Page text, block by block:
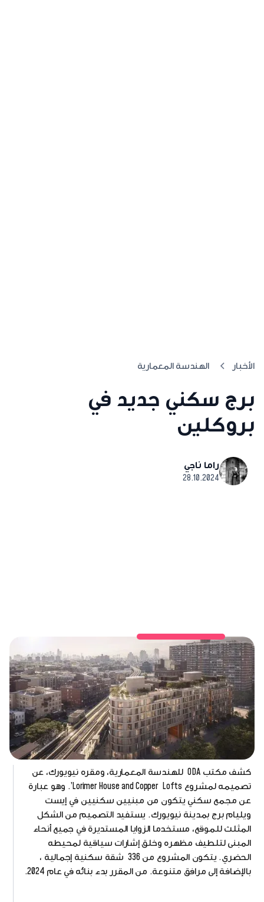
الأخبار الهندسة المعمارية
برج سكني جديد في
بروكلين
راما ناجي
28.10.2024
كشف مكتب ODA للهندسة المعمارية، ومقره نيويورك، عن
تصميمه لمشروع Lorimer House and Copper Lofts’. وهو عبارة
عن مجمع سكني يتكون من مبنيين سكنيين في إيست
ويليام برج بمدينة نيويورك. يستفيد التصميم من الشكل
المثلث للموقع، مستخدما الزوايا المستديرة في جميع أنحاء
المبنى لتلطيف مظهره وخلق إشارات سياقية لمحيطه
الحضري. يتكون المشروع من 336 شقة سكنية إجمالية ،
بالإضافة إلى مرافق متنوعة. من المقرر بدء بنائه في عام 2024.